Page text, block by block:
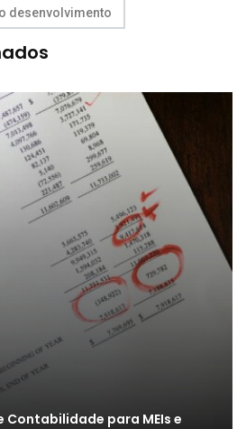
desenvolvimento
Contabilidade para MEIs e